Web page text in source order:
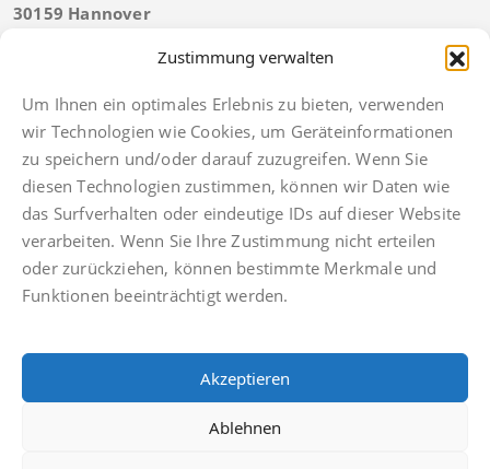
Zustimmung verwalten
Um Ihnen ein optimales Erlebnis zu bieten, verwenden
wir Technologien wie Cookies, um Geräteinformationen
zu speichern und/oder darauf zuzugreifen. Wenn Sie
diesen Technologien zustimmen, können wir Daten wie
das Surfverhalten oder eindeutige IDs auf dieser Website
verarbeiten. Wenn Sie Ihre Zustimmung nicht erteilen
oder zurückziehen, können bestimmte Merkmale und
Funktionen beeinträchtigt werden.
Akzeptieren
Ablehnen
30159 Hannover
Telefonische Erreichbarkeit bis 21 Uhr
Fax: +49 511 592934 49
hannover@finkbeiner-kanzlei.de
Imprint
Privacy policy
Facebook